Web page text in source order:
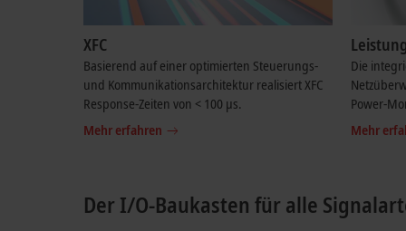
XFC
Basierend auf einer optimierten Steuerungs-
und Kommunikationsarchitektur realisiert XFC
Response-Zeiten von < 100 µs.
Mehr erfahren
Die
Power-
Mehr
Der I/O-Baukasten für alle